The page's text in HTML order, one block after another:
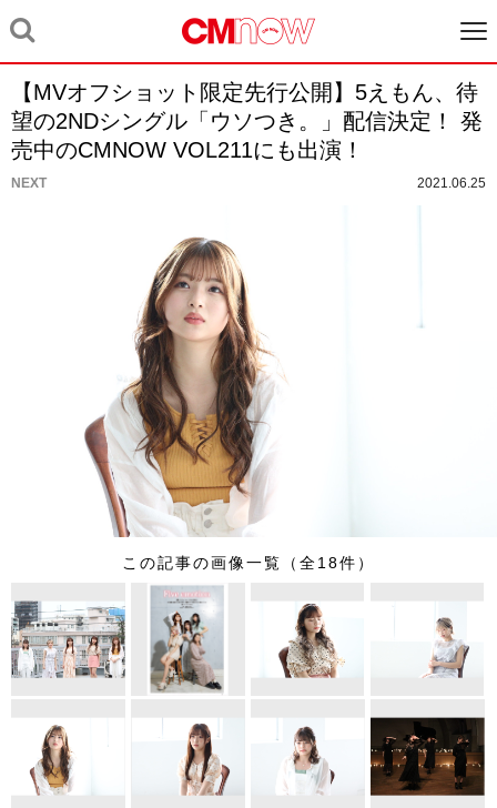
【MVオフショット限定先行公開】5えもん、待
望の2NDシングル「ウソつき。」配信決定！ 発
売中のCMNOW VOL211にも出演！
NEXT 2021.06.25
この記事の画像一覧（全18件）